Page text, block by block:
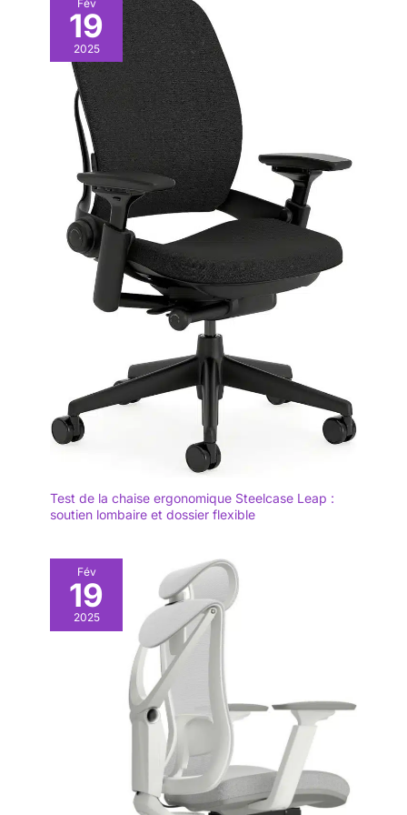
Fév
19
2025
Test de la chaise ergonomique Steelcase Leap :
soutien lombaire et dossier flexible
Fév
19
2025